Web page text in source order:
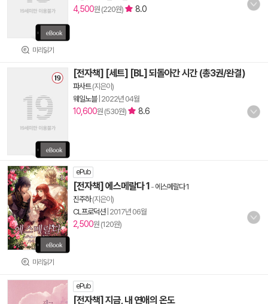
미리읽기
4,500원 (220원) 8.0
[전자책] [세트] [BL] 되돌아간 시간 (총3권/완결)
파사트(지은이)
웨일노블| 2022년 04월
10,600원 (530원) 8.6
미리읽기
ePub
[전자책] 에스메랄다 1 - 에스메랄다 1
진주하(지은이)
CL프로덕션| 2017년 06월
2,500원 (120원)
ePub
[전자책] 지금, 내 연애의 온도